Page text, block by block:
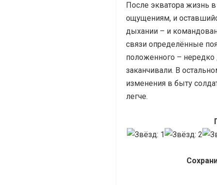
После экватора жизнь
ощущениям, и
дыхании – и
связи определённые
положенного –
заканчивали. В
изменения в быту
легче.